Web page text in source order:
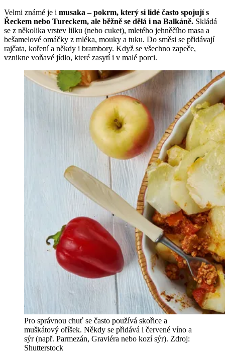
Velmi známé je i musaka – pokrm, který si lidé často spojují s
Řeckem nebo Tureckem, ale běžně se dělá i na Balkáně. Skládá
se z několika vrstev lilku (nebo cuket), mletého jehněčího masa a
bešamelové omáčky z mléka, mouky a tuku. Do směsi se přidávají
rajčata, koření a někdy i brambory. Když se všechno zapeče,
vznikne voňavé jídlo, které zasytí i v malé porci.
Pro správnou chuť se často používá skořice a
muškátový oříšek. Někdy se přidává i červené víno a
sýr (např. Parmezán, Graviéra nebo kozí sýr). Zdroj:
Shutterstock